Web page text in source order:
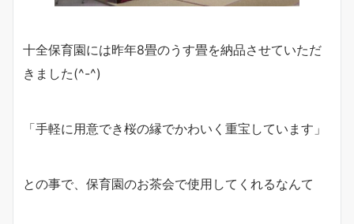
十全保育園には昨年8畳のうす畳を納品させていただ
きました(^-^)
「手軽に用意でき桜の縁でかわいく重宝しています」
との事で、保育園のお茶会で使用してくれるなんて